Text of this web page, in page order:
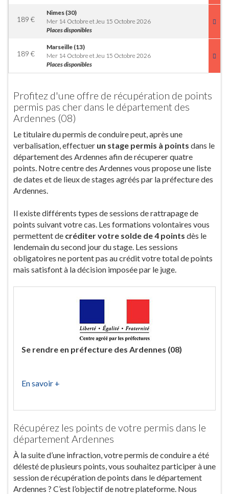
189 €
Nimes (30)
Mer 14 Octobre et Jeu 15 Octobre 2026
Places disponibles
189 €
Marseille (13)
Mer 14 Octobre et Jeu 15 Octobre 2026
Places disponibles
Profitez d'une offre de récupération de points
permis pas cher dans le département des
Ardennes (08)
Le titulaire du permis de conduire peut, après une
verbalisation, effectuer un stage permis à points dans le
département des Ardennes afin de récuperer quatre
points. Notre centre des Ardennes vous propose une liste
de dates et de lieux de stages agréés par la préfecture des
Ardennes.
Il existe différents types de sessions de rattrapage de
points suivant votre cas. Les formations volontaires vous
permettent de créditer votre solde de 4 points dès le
lendemain du second jour du stage. Les sessions
obligatoires ne portent pas au crédit votre total de points
mais satisfont à la décision imposée par le juge.
Se rendre en préfecture des Ardennes (08)
En savoir +
Récupérez les points de votre permis dans le
département Ardennes
À la suite d’une infraction, votre permis de conduire a été
délesté de plusieurs points, vous souhaitez participer à une
session de récupération de points dans le département
Ardennes ? C’est l’objectif de notre plateforme. Nous